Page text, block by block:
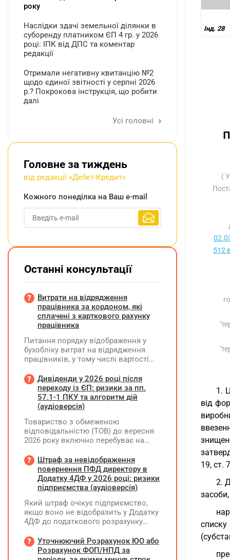
Інд. 28
(
512
1.
від
19, ст.
2.
списку
року
Наслідки здачі земельної ділянки в
суборенду платником ЄП 4 гр. у 2026
році: ІПК від ДПС та коментар
редакції
Отримали негативну квитанцію №2
щодо єдиної звітності у серпні 2026
р.? Покрокова інструкція, що робити
далі
Усі головні
Головне за тиждень
від редакції «Дебет-Кредит»
Кожного понеділка на Ваш e-mail
Останні консультації
Витрати на відрядження
працівника за кордоном, які
сплачені з карткового рахунку
працівника
Питання порядку відображення у
бухобліку витрат на відрядження
працівників, у тому числі вартості
карткового рахунку працівника та
підтвердження таких операцій
первинними документами, належать
до компетенції Мінфіну
Дивіденди у 2026 році після
переходу із ЄП: ризики за пп.
57.1-1 ПКУ та алгоритм дій
(аудіоверсія)
Товариство з обмеженою
відповідальністю (ТОВ) до вересня
2026 року включно перебуває на
(єдиний податок, 3 група, ставка 5%,
неплатник ПДВ). З 1 жовтня 2026
року підприємство переходить на
загальну систему оподаткування
прибуток). За результатами
діяльності у періоді 2024–2025 років
(під час перебування на спрощеній
чистий прибуток, сума
нерозподіленого прибутку в балансі
Штраф за невідображення
повернення ПФД директору в
Додатку 4ДФ у 2026 році: ризики
підприємства (аудіоверсія)
Який штраф очікує підприємство,
якщо воно не відобразить у Додатку
4ДФ до податкового розрахунку
допомоги (ПФД) директору?
Уточнюючий Розрахунок ЮО або
Розрахунок ФОП/НПД за